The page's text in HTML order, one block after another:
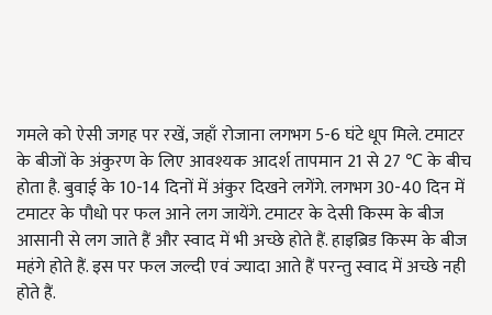
गमले को ऐसी जगह पर रखें, जहाँ रोजाना लगभग 5-6 घंटे धूप मिले. टमाटर
के बीजों के अंकुरण के लिए आवश्यक आदर्श तापमान 21 से 27 ℃ के बीच
होता है. बुवाई के 10-14 दिनों में अंकुर दिखने लगेंगे. लगभग 30-40 दिन में
टमाटर के पौधो पर फल आने लग जायेंगे. टमाटर के देसी किस्म के बीज
आसानी से लग जाते हैं और स्वाद में भी अच्छे होते हैं. हाइब्रिड किस्म के बीज
महंगे होते हैं. इस पर फल जल्दी एवं ज्यादा आते हैं परन्तु स्वाद में अच्छे नही
होते हैं.